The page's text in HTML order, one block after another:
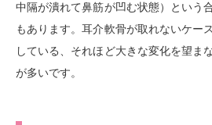
中隔が潰れて鼻筋が凹む状態）という
もあります。耳介軟骨が取れないケー
している、それほど大きな変化を望ま
が多いです。